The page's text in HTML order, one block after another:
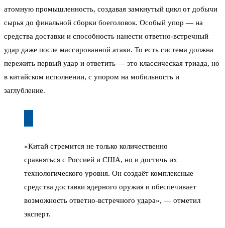
атомную промышленность, создавая замкнутый цикл от добычи
сырья до финальной сборки боеголовок. Особый упор — на
средства доставки и способность нанести ответно-встречный
удар даже после массированной атаки. То есть система должна
пережить первый удар и ответить — это классическая триада, но
в китайском исполнении, с упором на мобильность и
заглубление.
«Китай стремится не только количественно
сравняться с Россией и США, но и достичь их
технологического уровня. Он создаёт комплексные
средства доставки ядерного оружия и обеспечивает
возможность ответно-встречного удара», — отметил
эксперт.